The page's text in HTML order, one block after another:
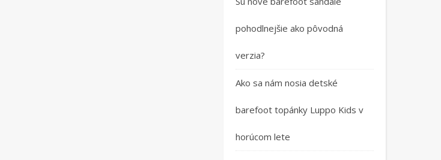
pohodlnejšie ako pôvodná
verzia?
Ako sa nám nosia detské
barefoot topánky Luppo Kids v
horúcom lete